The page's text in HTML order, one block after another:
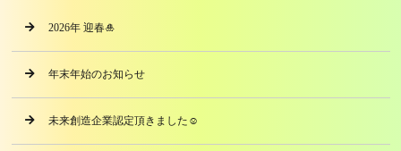
2026年 迎春🎍
年末年始のお知らせ
未来創造企業認定頂きました☺️